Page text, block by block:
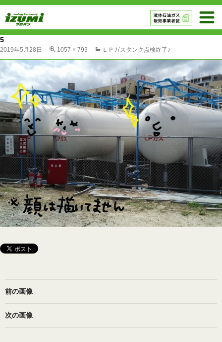
5
2019年5月28日 1057 × 793 ＬＰガスタンク点検終了♪
前の画像
次の画像